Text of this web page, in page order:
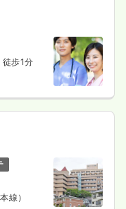
歩1分
線）